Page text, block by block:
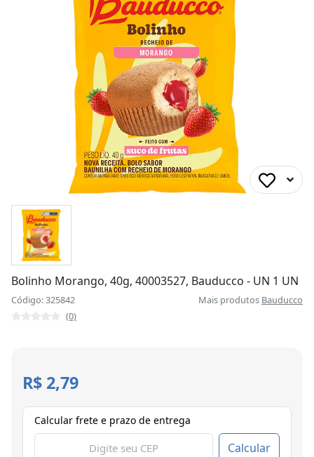
Bolinho Morango, 40g, 40003527, Bauducco - UN 1 UN
Código: 325842 Mais produtos Bauducco
(0)
R$ 2,79
Calcular frete e prazo de entrega
Calcular